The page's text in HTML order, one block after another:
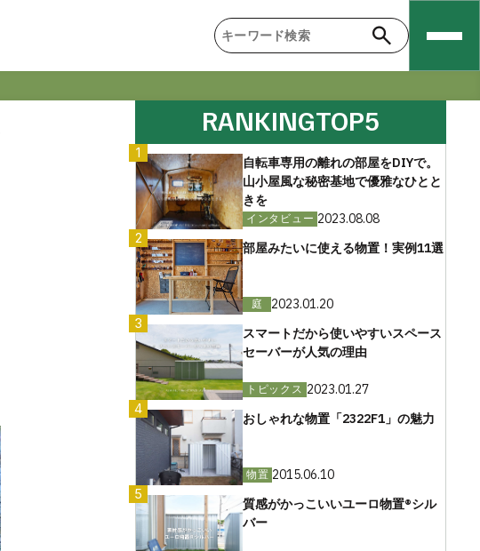
RANKINGTOP5
1
自転車専用の離れの部屋をDIYで。
山小屋風な秘密基地で優雅なひとと
きを
インタビュー 2023.08.08
2
部屋みたいに使える物置！実例11選
庭
2023.01.20
3
スマートだから使いやすいスペース
セーバーが人気の理由
トピックス 2023.01.27
4
おしゃれな物置「2322F1」の魅力
物置 2015.06.10
5
質感がかっこいいユーロ物置®︎シル
バー